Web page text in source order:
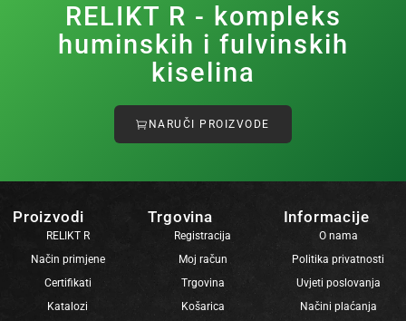
RELIKT R - kompleks
huminskih i fulvinskih
kiselina
NARUČI PROIZVODE
Proizvodi
RELIKT R
Način primjene
Certifikati
Katalozi
Trgovina
Registracija
Moj račun
Trgovina
Košarica
Informacije
O nama
Politika privatnosti
Uvjeti poslovanja
Načini plaćanja